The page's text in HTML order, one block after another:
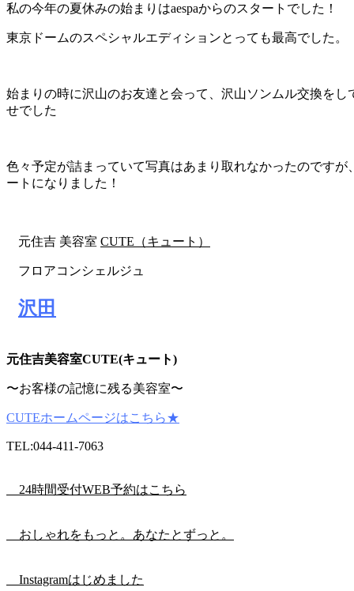
私の今年の夏休みの始まりはaespaからのスタートでした！
東京ドームのスペシャルエディションとっても最高でした。
始まりの時に沢山のお友達と会って、沢山ソンムル交換をし
せでした
色々予定が詰まっていて写真はあまり取れなかったのですが
ートになりました！
元住吉 美容室 CUTE（キュート）
フロアコンシェルジュ
沢田
元住吉美容室CUTE(キュート)
〜お客様の記憶に残る美容室〜
CUTEホームページはこちら★
TEL:044-411-7063
24時間受付WEB予約はこちら
おしゃれをもっと。あなたとずっと。
Instagramはじめました